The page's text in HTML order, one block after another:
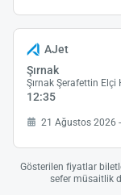
AJet
Şırnak
12:35
21 Ağustos 2026
Gösterilen fiyatlar
sefer müsaitlik